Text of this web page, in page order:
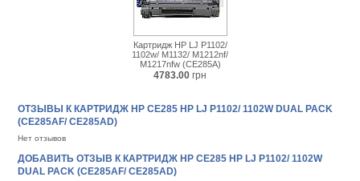
Картридж HP LJ P1102/
1102w/ M1132/ M1212nf/
M1217nfw (CE285A)
4783.00 грн
ОТЗЫВЫ К КАРТРИДЖ HP CE285 HP LJ P1102/ 1102W DUAL PACK
(CE285AF/ CE285AD)
Нет отзывов
ДОБАВИТЬ ОТЗЫВ К КАРТРИДЖ HP CE285 HP LJ P1102/ 1102W
DUAL PACK (CE285AF/ CE285AD)